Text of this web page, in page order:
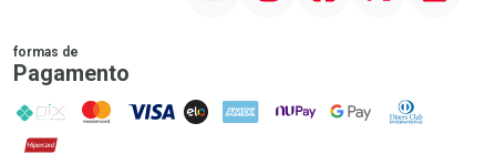
formas de
Pagamento
PIX MasterCard
VISA ELO AMEX NuPay Google PayDiners Club
Hipercard